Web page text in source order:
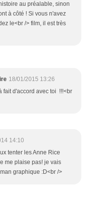
au préalable, sinon
à côté ! Si vous n'avez
le<br /> film, il est très
18/01/2015 13:26
fait d'accord avec toi !!!<br
14:10
tenter les Anne Rice
me plaise pas! je vais
graphique :D<br />